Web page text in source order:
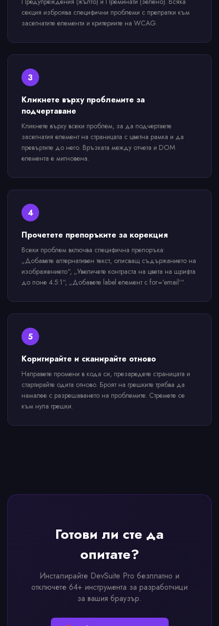
секция изброява специфични проблеми с препратки към
засегнатите елементи и критериите на WCAG.
3
Кликнете върху проблемите за
подчертаване
Кликнете върху всеки проблем, за да подчертаете
засегнатия елемент на страницата с цветна рамка и да
превъртите до него. Връзката между отчета и DOM
елемента е мигновена.
4
Прочетете препоръките за корекция
Всеки проблем включва специфична препоръка:
„Добавете алтернативен текст, описващ съдържанието на
изображението“, „Увеличете контраста на цвета на шрифта
до поне 4.5:1“, „Добавете label елемент с for='email'“.
5
Коригирайте и сканирайте отново
Направете промени в кода си, презаредете страницата и
стартирайте одита отново. Броят на грешките трябва да
намалее с разрешаването на проблемите. Стремете се
към нула грешки.
Готови ли сте да
опитате?
Инсталирайте DevSuite Pro безплатно и
отключете 64+ инструмента за разработчици
за вашия браузър.